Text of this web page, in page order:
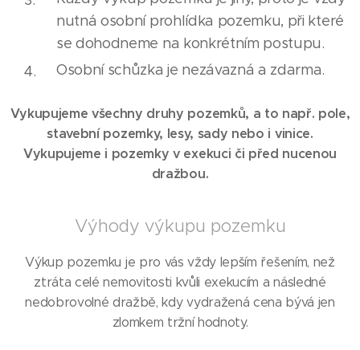
nutná osobní prohlídka pozemku, při které
se dohodneme na konkrétním postupu.
Osobní schůzka je nezávazná a zdarma.
Vykupujeme všechny druhy pozemků, a to např. pole,
stavební pozemky, lesy, sady nebo i vinice.
Vykupujeme i pozemky v exekuci či před nucenou
dražbou.
Výhody výkupu pozemku
Výkup pozemku je pro vás vždy lepším řešením, než
ztráta celé nemovitosti kvůli exekucím a následné
nedobrovolné dražbě, kdy vydražená cena bývá jen
zlomkem tržní hodnoty.